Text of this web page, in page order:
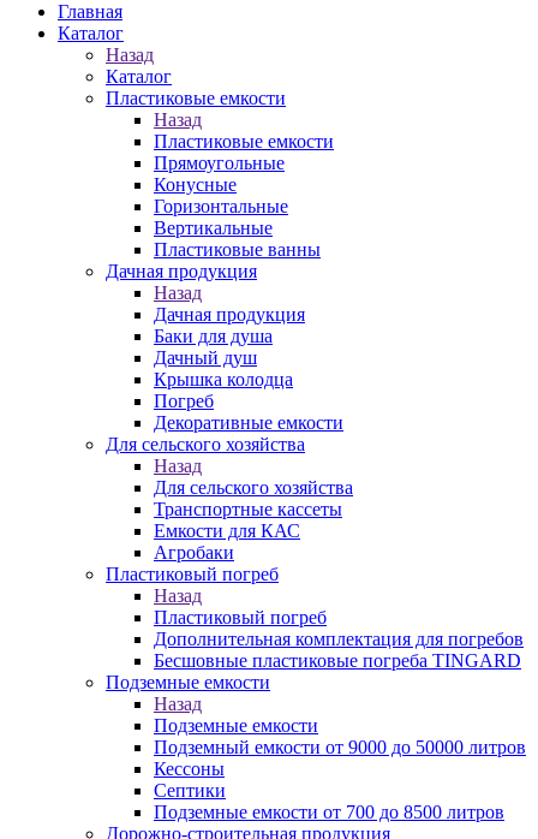
Главная
Каталог
Назад
Каталог
Пластиковые емкости
Назад
Пластиковые емкости
Прямоугольные
Конусные
Горизонтальные
Вертикальные
Пластиковые ванны
Дачная продукция
Назад
Дачная продукция
Баки для душа
Дачный душ
Крышка колодца
Погреб
Декоративные емкости
Для сельского хозяйства
Назад
Для сельского хозяйства
Транспортные кассеты
Емкости для КАС
Агробаки
Пластиковый погреб
Назад
Пластиковый погреб
Дополнительная комплектация для погребов
Бесшовные пластиковые погреба TINGARD
Подземные емкости
Назад
Подземные емкости
Подземный емкости от 9000 до 50000 литров
Кессоны
Септики
Подземные емкости от 700 до 8500 литров
Дорожно-строительная продукция